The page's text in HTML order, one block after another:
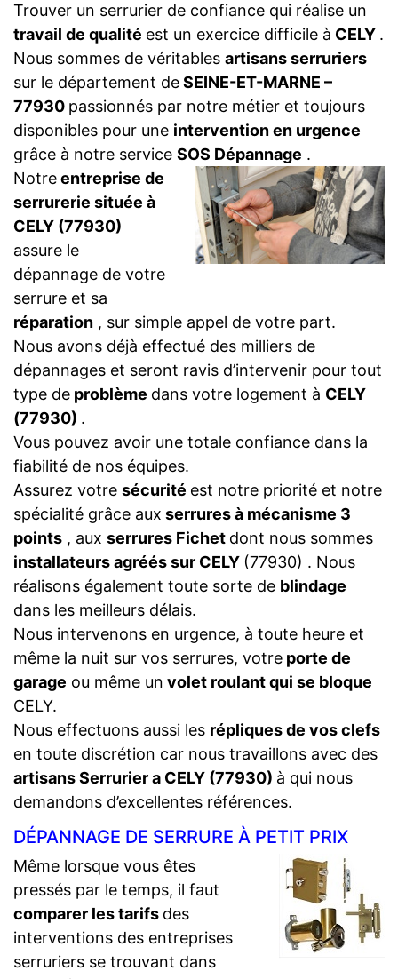
Trouver un serrurier de confiance qui réalise un
travail de qualité est un exercice difficile à CELY .
Nous sommes de véritables artisans serruriers
sur le département deSEINE-ET-MARNE –
77930 passionnés par notre métier et toujours
disponibles pour une intervention en urgence
grâce à notre service SOS Dépannage .
Notreentreprise de
serrurerie située à
CELY (77930)
assure le
dépannage de votre
serrure et sa
réparation , sur simple appel de votre part.
Nous avons déjà effectué des milliers de
dépannages et seront ravis d’intervenir pour tout
type de problème dans votre logement à CELY
(77930) .
Vous pouvez avoir une totale confiance dans la
fiabilité de nos équipes.
Assurez votre sécurité est notre priorité et notre
spécialité grâce aux serrures à mécanisme 3
points , aux serrures Fichet dont nous sommes
installateurs agréés sur CELY (77930) . Nous
réalisons également toute sorte de blindage
dans les meilleurs délais.
Nous intervenons en urgence, à toute heure et
même la nuit sur vos serrures, votre porte de
garage ou même un volet roulant qui se bloque
CELY.
Nous effectuons aussi les répliques de vos clefs
en toute discrétion car nous travaillons avec des
artisans Serrurier a CELY (77930) à qui nous
demandons d’excellentes références.
DÉPANNAGE DE SERRURE À PETIT PRIX
Même lorsque vous êtes
pressés par le temps, il faut
comparer les tarifs des
interventions des entreprises
serruriers se trouvant dans